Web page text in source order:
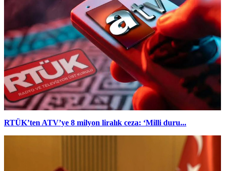
RTÜK’ten ATV’ye 8 milyon liralık ceza: ‘Milli duru...